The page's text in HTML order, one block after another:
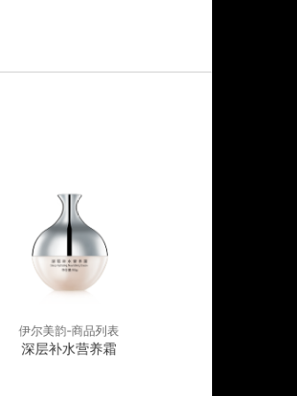
伊尔美韵-商品列表
深层补水营养霜